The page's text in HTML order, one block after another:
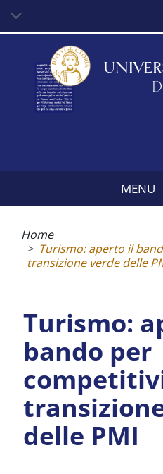
contenuto
MENU
pane
Home
Turismo: aperto il
transizione verde delle
Turismo:
bando per
delle PMI